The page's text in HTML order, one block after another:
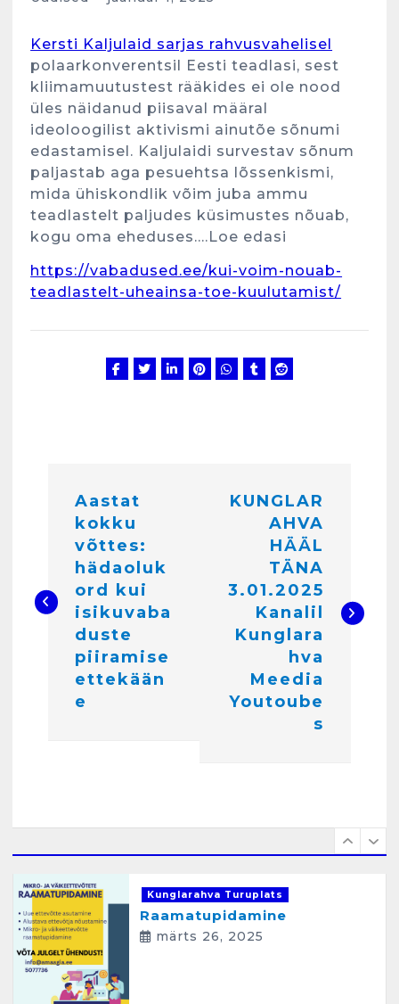
Kersti Kaljulaid sarjas rahvusvahelisel
polaarkonverentsil Eesti teadlasi, sest
kliimamuutustest rääkides ei ole nood
üles näidanud piisaval määral
ideoloogilist aktivismi ainutõe sõnumi
edastamisel. Kaljulaidi survestav sõnum
paljastab aga pesuehtsa lõssenkismi,
mida ühiskondlik võim juba ammu
teadlastelt paljudes küsimustes nõuab,
kogu oma eheduses….Loe edasi
https://vabadused.ee/kui-voim-nouab-
teadlastelt-uheainsa-toe-kuulutamist/
g
n
e
Aastat
kokku
võttes:
hädaoluk
ord kui
isikuvaba
duste
piiramise
ettekään
e
KUNGLAR
AHVA
HÄÄL
TÄNA
3.01.2025
Kanalil
Kunglara
hva
Meedia
Youtoube
s
Kunglarahva Turuplats
Eestlaste toidu -ja
kokkusaamise koht Soomes,
Espoos
märts 24, 2025
märts 24, 2025
Kunglarahva Turuplats
veebruar 15, 2025
Pakkuda kana ja pardi mune
. Harjumaa 53724423
detsember 5, 2024
Kunglarahva Turuplats
Raamatupidamine
märts 26, 2025